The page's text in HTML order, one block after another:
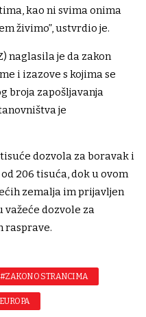
kao ni svima onima
živimo”, ustvrdio je.
naglasila je da zakon
i izazove s kojima se
broja zapošljavanja
je
dozvola za boravak i
206 tisuća, dok u ovom
zemalja im prijavljen
dozvole za
rasprave.
#ZAKON O STRANCIMA